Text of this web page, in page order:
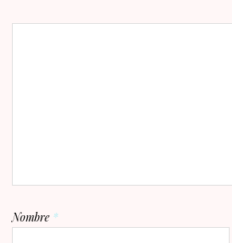
Nombre *